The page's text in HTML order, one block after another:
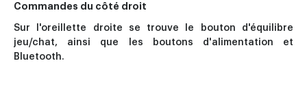
Commandes du côté droit
Sur l'oreillette droite se trouve le bouton d'équilibre
jeu/chat, ainsi que les boutons d'alimentation et
Bluetooth.